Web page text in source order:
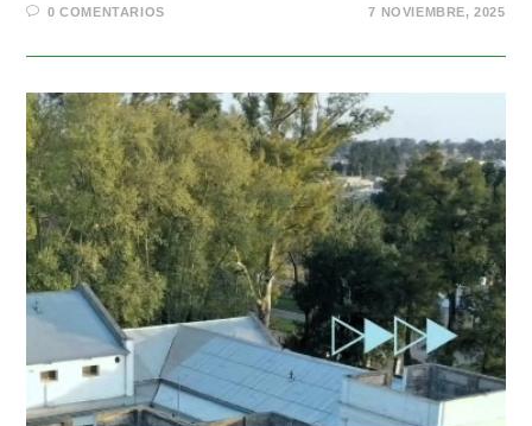
0 COMENTARIOS 7 NOVIEMBRE, 2025